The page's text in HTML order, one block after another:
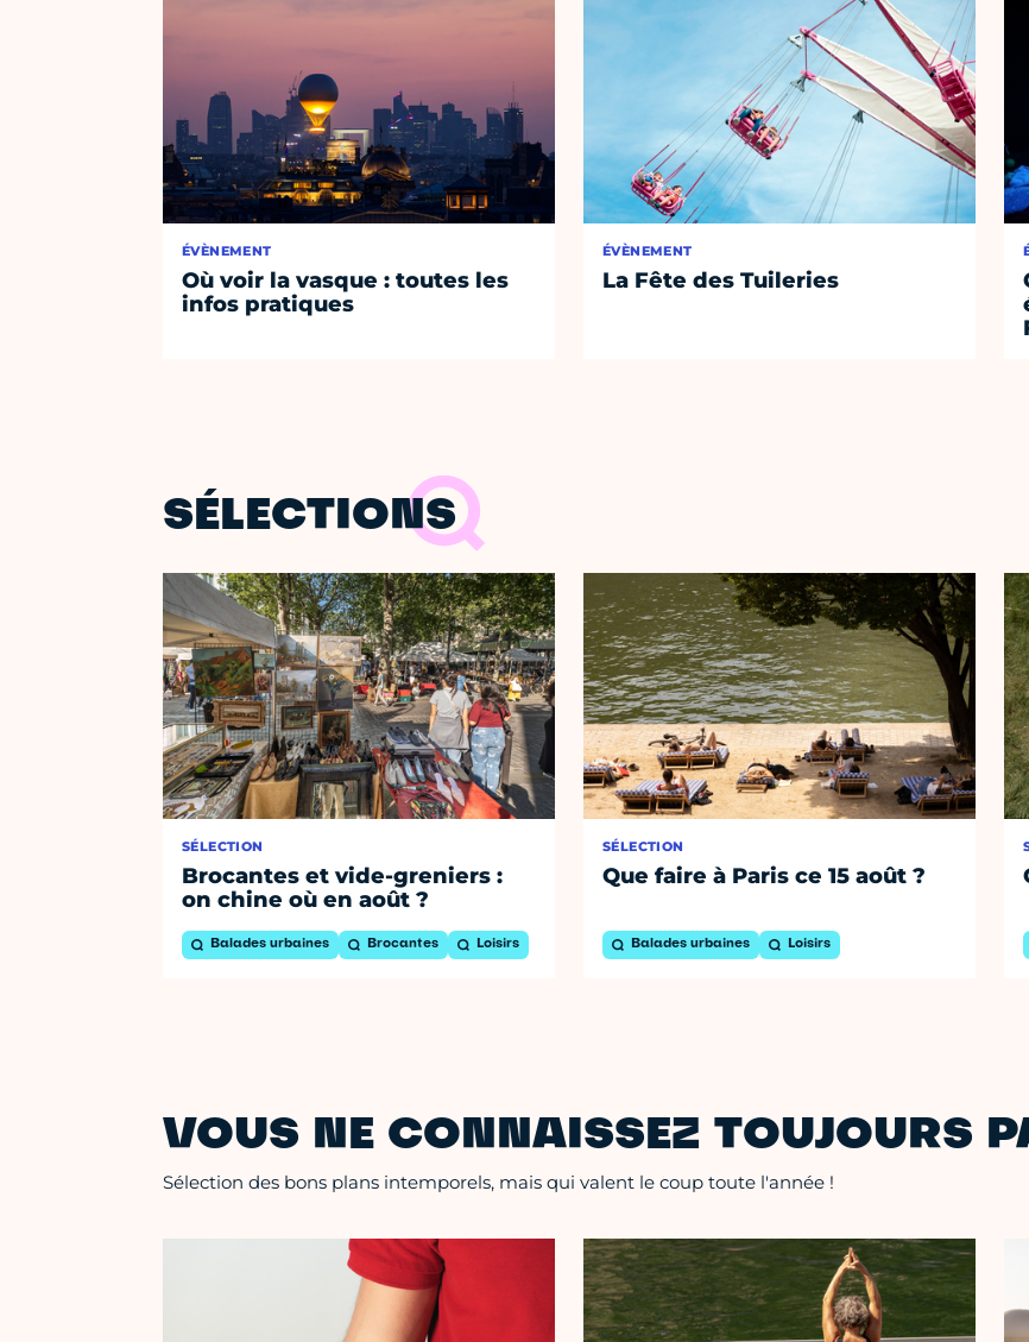
ÉVÈNEMENT
Où voir la vasque : toutes les
infos pratiques
ÉVÈNEMENT
La Fête des Tuileries
SÉLECTIONS
SÉLECTION
Brocantes et vide-greniers :
on chine où en août ?
Balades urbaines Brocantes Loisirs
SÉLECTION
Que faire à Paris ce 15 août ?
Balades urbaines Loisirs
VOUS NE CONNAISSEZ TOUJOURS
Sélection des bons plans intemporels, mais qui valent le coup toute l'année !